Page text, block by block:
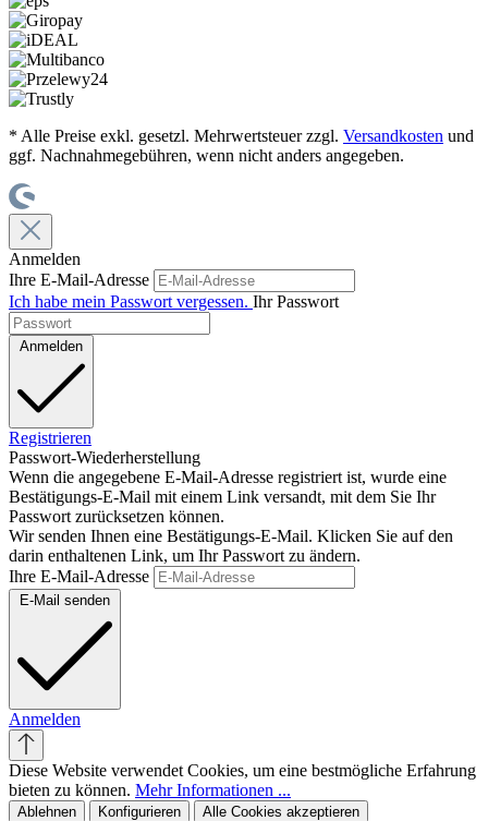
* Alle Preise exkl. gesetzl. Mehrwertsteuer zzgl. Versandkosten und
ggf. Nachnahmegebühren, wenn nicht anders angegeben.
Anmelden
Ihre E-Mail-Adresse
Ich habe mein Passwort vergessen. Ihr Passwort
Anmelden
Registrieren
Passwort-Wiederherstellung
Wenn die angegebene E-Mail-Adresse registriert ist, wurde eine
Bestätigungs-E-Mail mit einem Link versandt, mit dem Sie Ihr
Passwort zurücksetzen können.
Wir senden Ihnen eine Bestätigungs-E-Mail. Klicken Sie auf den
darin enthaltenen Link, um Ihr Passwort zu ändern.
Ihre E-Mail-Adresse
E-Mail senden
Anmelden
Diese Website verwendet Cookies, um eine bestmögliche Erfahrung
bieten zu können. Mehr Informationen ...
Ablehnen Konfigurieren Alle Cookies akzeptieren